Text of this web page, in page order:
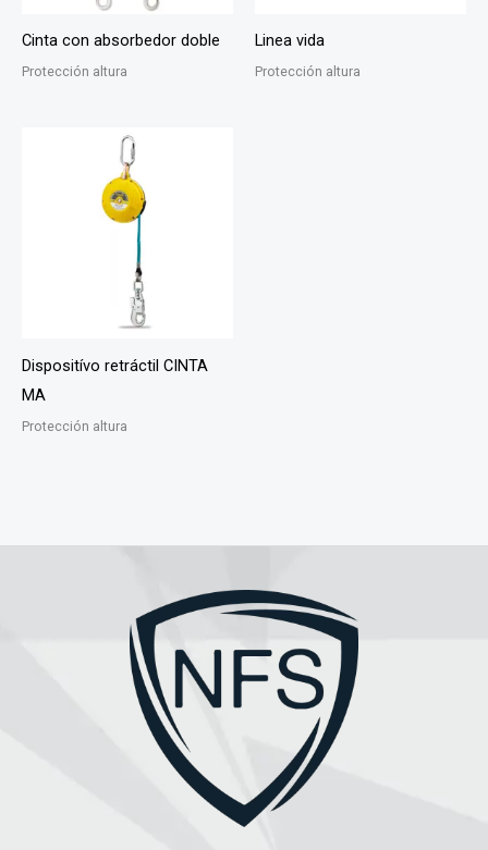
Cinta con absorbedor doble
Protección altura
Linea vida
Protección altura
Dispositívo retráctil CINTA
MA
Protección altura